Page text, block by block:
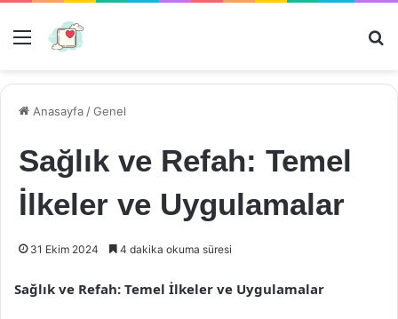
Menü
Anasayfa /Genel
Sağlık ve Refah: Temel
İlkeler ve Uygulamalar
31 Ekim 2024 4 dakika okuma süresi
Sağlık ve Refah: Temel İlkeler ve Uygulamalar